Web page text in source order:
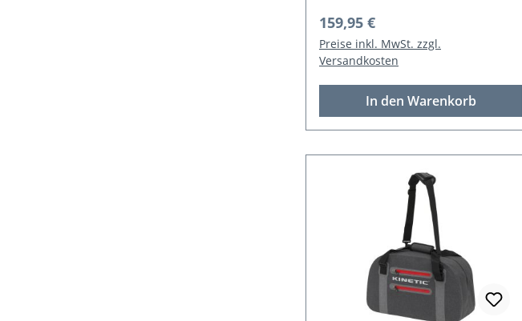
Regulärer Preis:
159,95 €
Preise inkl. MwSt. zzgl.
Versandkosten
In den Warenkorb